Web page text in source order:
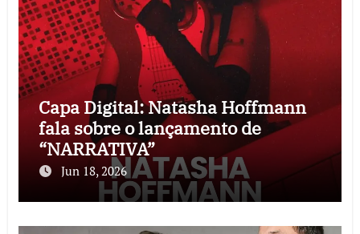
Capa Digital: Natasha Hoffmann
fala sobre o lançamento de
“NARRATIVA”
Jun 18, 2026